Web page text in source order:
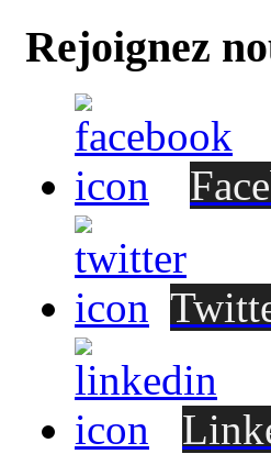
Rejoignez